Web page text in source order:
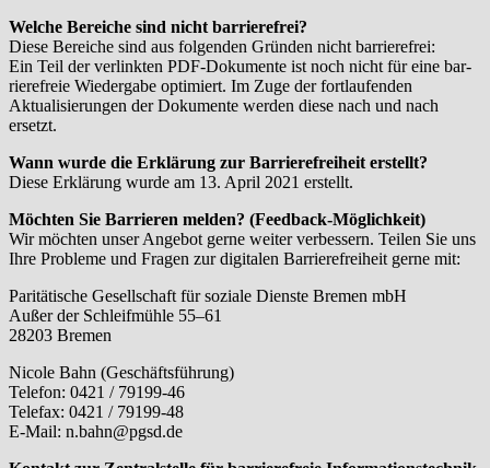
Welche Bereiche sind nicht barrierefrei?
Diese Bereiche sind aus fol­gen­den Gründen nicht barrierefrei:
Ein Teil der ver­link­ten PDF-Dokumente ist noch nicht für eine bar­
rie­re­freie Wiedergabe opti­miert. Im Zuge der fort­lau­fen­den
Aktualisierungen der Dokumente wer­den die­se nach und nach
ersetzt.
Wann wur­de die Erklärung zur Barrierefreiheit erstellt?
Diese Erklärung wur­de am 13. April 2021 erstellt.
Möchten Sie Barrieren mel­den? (Feedback-Möglichkeit)
Wir möch­ten unser Angebot ger­ne wei­ter ver­bes­sern. Teilen Sie uns
Ihre Probleme und Fragen zur digi­ta­len Barrierefreiheit ger­ne mit:
Paritätische Gesellschaft für sozia­le Dienste Bremen mbH
Außer der Schleifmühle 55–61
28203 Bremen
Nicole Bahn (Geschäftsführung)
Telefon: 0421 / 79199-46
Telefax: 0421 / 79199-48
E‑Mail: n.bahn@pgsd.de